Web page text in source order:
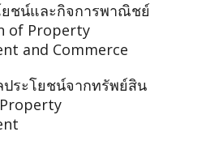
ยชน์และกิจการพาณิชย์
of Property
and Commerce
ประโยชน์จากทรัพย์สิน